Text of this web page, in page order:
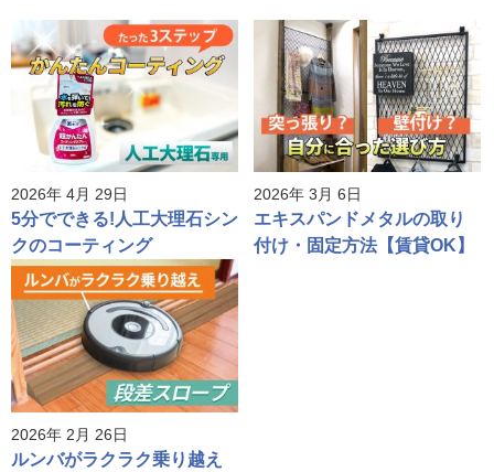
2026年 4月 29日
5分でできる!人工大理石シン
クのコーティング
2026年 3月 6日
エキスパンドメタルの取り
付け・固定方法【賃貸OK】
2026年 2月 26日
ルンバがラクラク乗り越え